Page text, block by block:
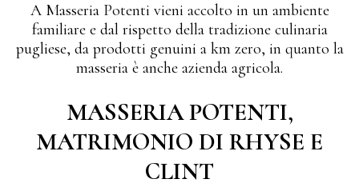
A Masseria Potenti vieni accolto in un ambiente
familiare e dal rispetto della tradizione culinaria
pugliese, da prodotti genuini a km zero, in quanto la
masseria è anche azienda agricola.
MASSERIA POTENTI,
MATRIMONIO DI RHYSE E
CLINT